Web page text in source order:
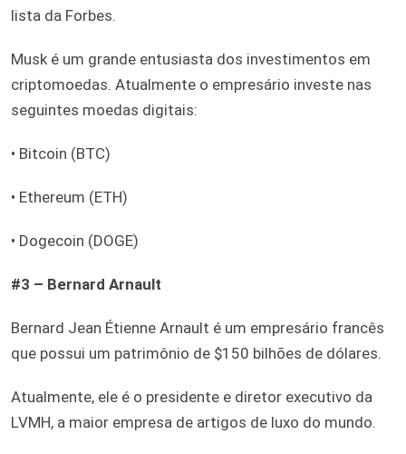
lista da Forbes.
Musk é um grande entusiasta dos investimentos em
criptomoedas. Atualmente o empresário investe nas
seguintes moedas digitais:
• Bitcoin (BTC)
• Ethereum (ETH)
• Dogecoin (DOGE)
#3 – Bernard Arnault
Bernard Jean Étienne Arnault é um empresário francês
que possui um patrimônio de $150 bilhões de dólares.
Atualmente, ele é o presidente e diretor executivo da
LVMH, a maior empresa de artigos de luxo do mundo.